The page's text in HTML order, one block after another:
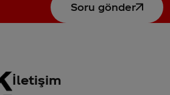
Soru gönder
İletişim